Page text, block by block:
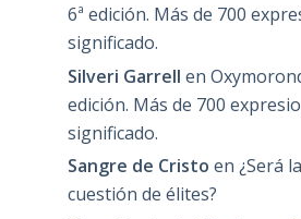
6ª edición. Más de 700
significado.
Silveri Garrell en
edición. Más de 700
significado.
Sangre de Cristo en ¿Será
cuestión de élites?